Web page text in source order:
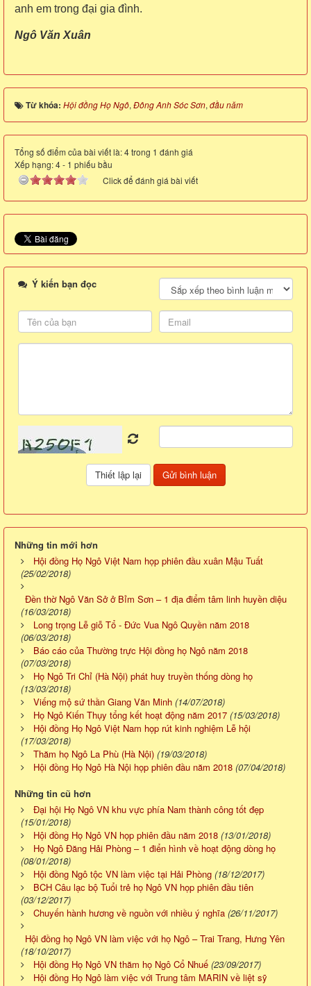
anh em trong đại gia đình.
Ngô Văn Xuân
Từ khóa: Hội đồng Họ Ngô, Đông Anh Sóc Sơn, đầu năm
Tổng số điểm của bài viết là: 4 trong 1 đánh giá
Xếp hạng:4- 1 phiếu bầu
Click để đánh giá bài viết
Ý kiến bạn đọc
Những tin mới hơn
Hội đồng Họ Ngô Việt Nam họp phiên đầu xuân Mậu Tuất
(25/02/2018)
Đền thờ Ngô Văn Sở ở Bỉm Sơn – 1 địa điểm tâm linh huyền diệu
(16/03/2018)
Long trọng Lễ giỗ Tổ - Đức Vua Ngô Quyền năm 2018
(06/03/2018)
Báo cáo của Thường trực Hội đồng họ Ngô năm 2018
(07/03/2018)
Họ Ngô Tri Chỉ (Hà Nội) phát huy truyền thống dòng họ
(13/03/2018)
Viếng mộ sứ thần Giang Văn Minh (14/07/2018)
Họ Ngô Kiến Thụy tổng kết hoạt động năm 2017 (15/03/2018)
Hội đồng Họ Ngô Việt Nam họp rút kinh nghiệm Lễ hội
(17/03/2018)
Thăm họ Ngô La Phù (Hà Nội) (19/03/2018)
Hội đồng Họ Ngô Hà Nội họp phiên đầu năm 2018 (07/04/2018)
Những tin cũ hơn
Đại hội Họ Ngô VN khu vực phía Nam thành công tốt đẹp
(15/01/2018)
Hội đồng Họ Ngô VN họp phiên đầu năm 2018 (13/01/2018)
Họ Ngô Đăng Hải Phòng – 1 điển hình về hoạt động dòng họ
(08/01/2018)
Hội đồng Ngô tộc VN làm việc tại Hải Phòng (18/12/2017)
BCH Câu lạc bộ Tuổi trẻ họ Ngô VN họp phiên đầu tiên
(03/12/2017)
Chuyến hành hương về nguồn với nhiều ý nghĩa (26/11/2017)
Hội đồng họ Ngô VN làm việc với họ Ngô – Trai Trang, Hưng Yên
(18/10/2017)
Hội đồng Họ Ngô VN thăm họ Ngô Cổ Nhuế (23/09/2017)
Hội đồng Họ Ngô làm việc với Trung tâm MARIN về liệt sỹ